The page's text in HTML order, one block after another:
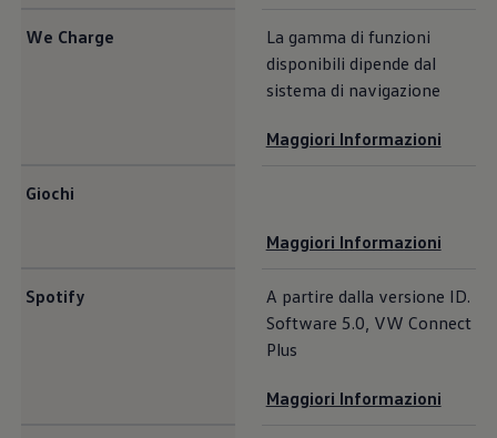
We Charge
La gamma di funzioni
disponibili dipende dal
sistema di navigazione
Maggiori Informazioni
Giochi
Maggiori Informazioni
Spotify
A partire dalla versione ID.
Software 5.0, VW Connect
Plus
Maggiori Informazioni